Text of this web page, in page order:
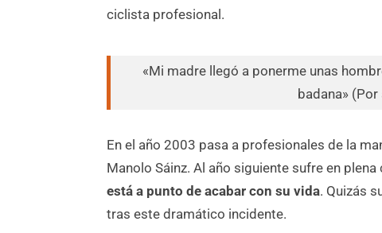
ciclista profesional.
«Mi madre llegó a ponerme unas
badana»
En el año 2003 pasa a profesionales de la
Manolo Sáinz. Al año siguiente sufre en
está a punto de acabar con su vida. Quizás
tras este dramático incidente.